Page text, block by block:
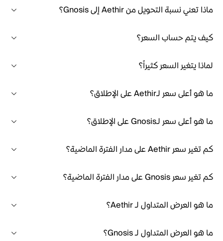
ماذا تعني نسبة التحويل من Aethir إلى Gnosis؟
كيف يتم حساب السعر؟
لماذا يتغير السعر كثيراً؟
ما هو أعلى سعر لـAethir على الإطلاق؟
ما هو أعلى سعر لـGnosis على الإطلاق؟
كم تغير سعر Aethir على مدار الفترة الماضية؟
كم تغير سعر Gnosis على مدار الفترة الماضية؟
ما هو العرض المتداول لـ Aethir؟
ما هو العرض المتداول لـ Gnosis؟